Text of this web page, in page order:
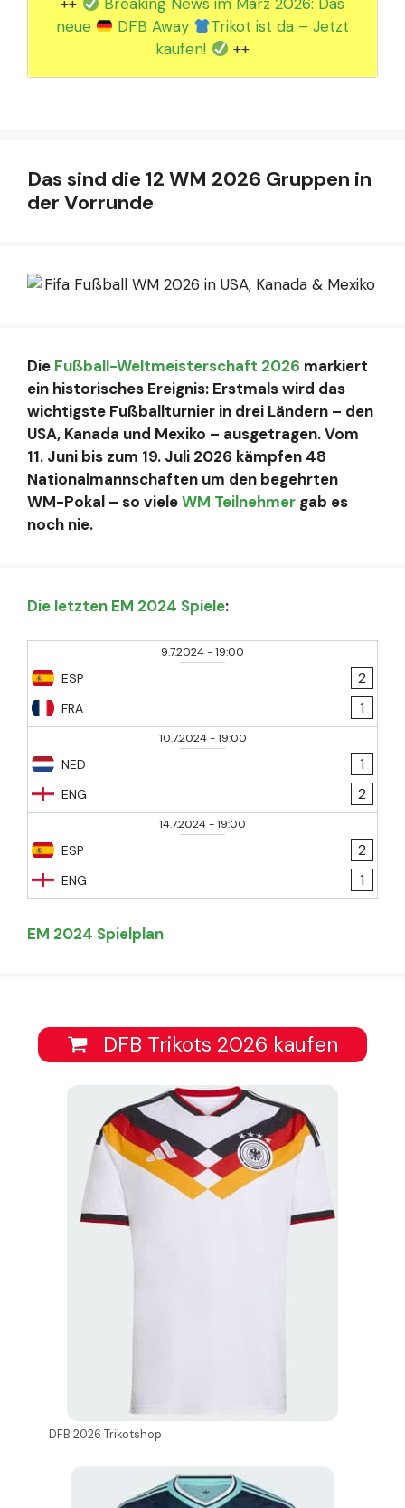
neue
DFB Away
Trikot ist da – Jetzt
kaufen!
++
Das sind die 12 WM 2026 Gruppen in
der Vorrunde
Die Fußball-Weltmeisterschaft 2026 markiert
ein historisches Ereignis: Erstmals wird das
wichtigste Fußballturnier in drei Ländern – den
USA, Kanada und Mexiko – ausgetragen. Vom
11. Juni bis zum 19. Juli 2026 kämpfen 48
Nationalmannschaften um den begehrten
WM-Pokal – so vieleWM Teilnehmer gab es
noch nie.
Die letzten EM 2024 Spiele:
9.7.2024-19:00
ESP
FRA
2
1
10.7.2024-19:00
NED
ENG
1
2
14.7.2024-19:00
ESP
ENG
2
1
EM 2024 Spielplan
DFB Trikots 2026 kaufen
DFB 2026 Trikotshop